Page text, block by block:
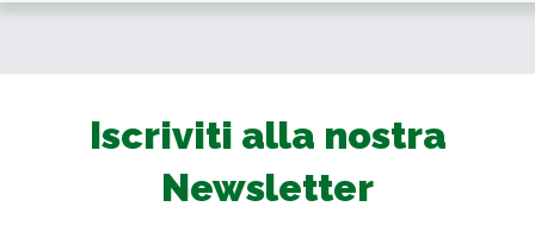
Iscriviti alla nostra
Newsletter